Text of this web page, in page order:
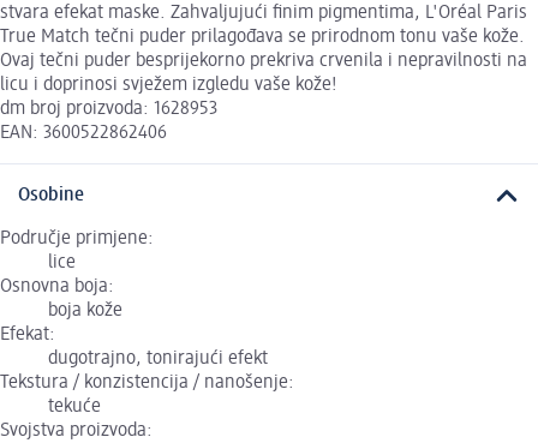
stvara efekat maske. Zahvaljujući finim pigmentima, L'Oréal Paris
True Match tečni puder prilagođava se prirodnom tonu vaše kože.
Ovaj tečni puder besprijekorno prekriva crvenila i nepravilnosti na
licu i doprinosi svježem izgledu vaše kože!
dm broj proizvoda: 1628953
EAN: 3600522862406
Osobine
Područje primjene:
lice
Osnovna boja:
boja kože
Efekat:
dugotrajno, tonirajući efekt
Tekstura / konzistencija / nanošenje:
tekuće
Svojstva proizvoda: